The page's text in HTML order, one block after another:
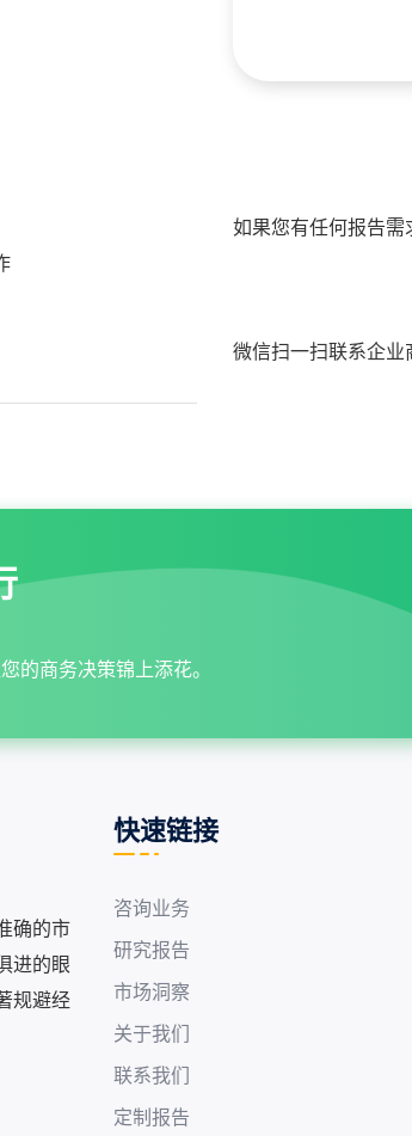
如果您有任何报告需
微信扫一扫联系企业
的商务决策锦上添花。
确的市
进的眼
规避经
快速链接
咨询业务
研究报告
市场洞察
关于我们
联系我们
定制报告